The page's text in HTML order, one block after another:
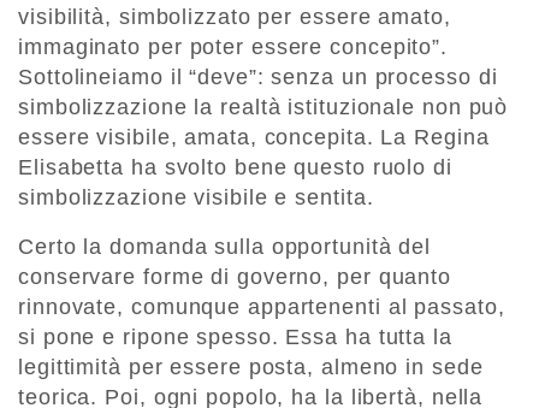
visibilità, simbolizzato per essere amato,
immaginato per poter essere concepito”.
Sottolineiamo il “deve”: senza un processo di
simbolizzazione la realtà istituzionale non può
essere visibile, amata, concepita. La Regina
Elisabetta ha svolto bene questo ruolo di
simbolizzazione visibile e sentita.
Certo la domanda sulla opportunità del
conservare forme di governo, per quanto
rinnovate, comunque appartenenti al passato,
si pone e ripone spesso. Essa ha tutta la
legittimità per essere posta, almeno in sede
teorica. Poi, ogni popolo, ha la libertà, nella